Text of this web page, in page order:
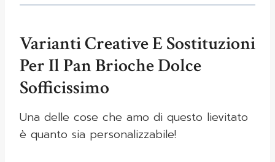
Varianti Creative E Sostituzioni
Per Il Pan Brioche Dolce
Sofficissimo
Una delle cose che amo di questo lievitato
è quanto sia personalizzabile!